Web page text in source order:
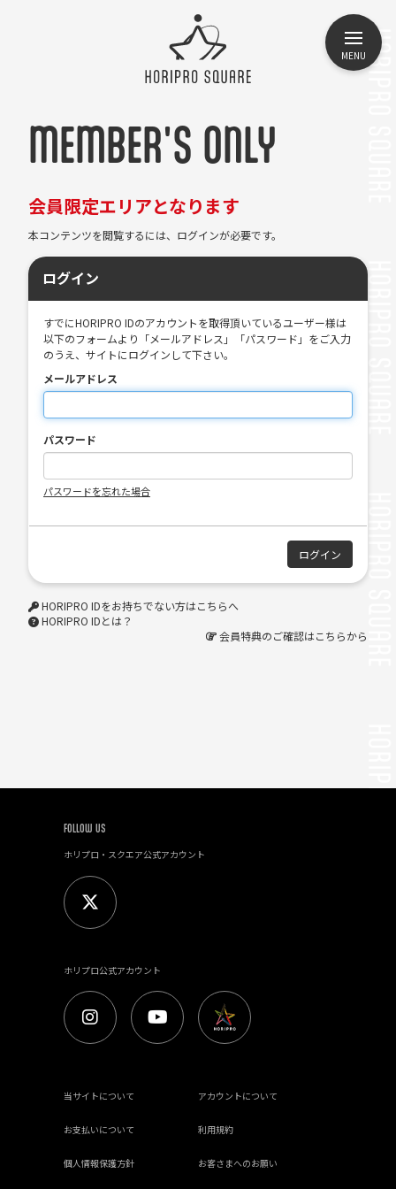
MENU
MEMBER'S ONLY
会員限定エリアとなります
本コンテンツを閲覧するには、ログインが必要です。
ログイン
すでにHORIPRO IDのアカウントを取得頂いているユーザー様は
以下のフォームより「メールアドレス」「パスワード」をご入力
のうえ、サイトにログインして下さい。
メールアドレス
パスワード
パスワードを忘れた場合
HORIPRO IDをお持ちでない方はこちらへ
HORIPRO IDとは？
会員特典のご確認はこちらから
FOLLOW US
ホリプロ・スクエア公式アカウント
ホリプロ公式アカウント
当サイトについて アカウントについて
お支払いについて 利用規約
個人情報保護方針 お客さまへのお願い